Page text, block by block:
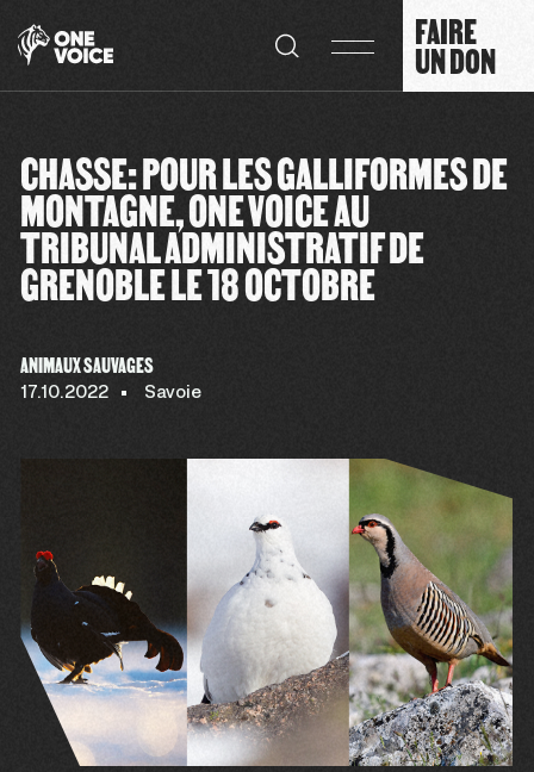
FAIRE
UN DON
CHASSE: POUR LES GALLIFORMES DE
MONTAGNE, ONE VOICE AU
TRIBUNAL ADMINISTRATIF DE
GRENOBLE LE 18 OCTOBRE
ANIMAUX SAUVAGES
17.10.2022 Savoie